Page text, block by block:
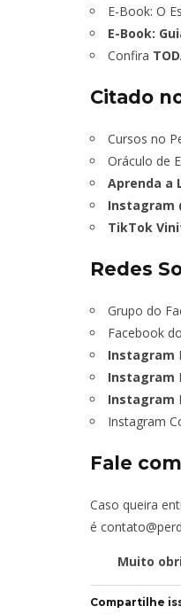
E-Book: O
E-Book:
Confira
Citado
Cursos no
Oráculo de
Aprenda a
Instagram
TikTok
Redes
Grupo do
Facebook
Instagram
Instagram
Instagram
Instagram
Fale
Caso queira
é
Muito
Compartilhe